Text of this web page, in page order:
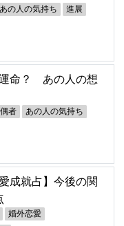
あの人の気持ち 進展
運命？ あの人の想
者 あの人の気持ち
成就占】今後の関
婚外恋愛